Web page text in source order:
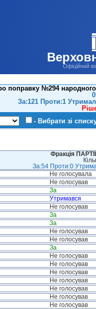
Офіційний
поправку №294
За:121 Проти:1
- Вибрати зі
Фракція
За:54 Проти:0
Не голосувала
Не голосував
За
Утримався
Не голосував
За
За
Не голосував
Не голосував
За
Не голосував
Не голосував
Не голосував
Не голосував
Не голосував
Не голосував
Не голосував